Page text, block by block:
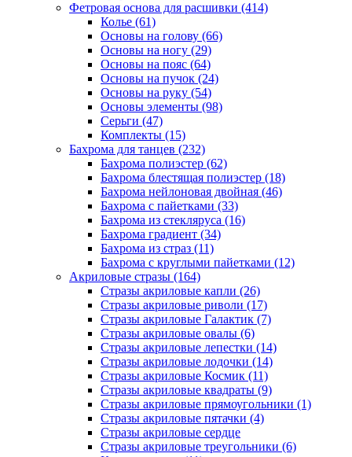
Фетровая основа для расшивки (414)
Колье (61)
Основы на голову (66)
Основы на ногу (29)
Основы на пояс (64)
Основы на пучок (24)
Основы на руку (54)
Основы элементы (98)
Серьги (47)
Комплекты (15)
Бахрома для танцев (232)
Бахрома полиэстер (62)
Бахрома блестящая полиэстер (18)
Бахрома нейлоновая двойная (46)
Бахрома с пайетками (33)
Бахрома из стекляруса (16)
Бахрома градиент (34)
Бахрома из страз (11)
Бахрома с круглыми пайетками (12)
Акриловые стразы (164)
Стразы акриловые капли (26)
Стразы акриловые риволи (17)
Стразы акриловые Галактик (7)
Стразы акриловые овалы (6)
Стразы акриловые лепестки (14)
Стразы акриловые лодочки (14)
Стразы акриловые Космик (11)
Стразы акриловые квадраты (9)
Стразы акриловые прямоугольники (1)
Стразы акриловые пятачки (4)
Стразы акриловые сердце
Стразы акриловые треугольники (6)